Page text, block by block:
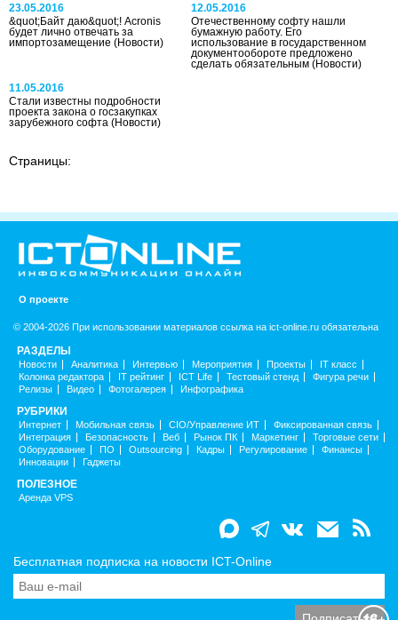
23.05.2016
&quot;Байт даю&quot;! Acronis
будет лично отвечать за
импортозамещение (Новости)
12.05.2016
Отечественному софту нашли
бумажную работу. Его
использование в государственном
документообороте предложено
сделать обязательным(Новости)
11.05.2016
Стали известны подробности
проекта закона о госзакупках
зарубежного софта (Новости)
Страницы:
О проекте
© 2004-2026 При использовании материалов ссылка на ict-online.ru обязательна
РАЗДЕЛЫ
Новости Аналитика Интервью Мероприятия Проекты
IT класс
Колонка редактора
IT рейтинг ICT Life Тестовый стенд
Фигура речи
Релизы
Видео Фотогалерея Инфографика
РУБРИКИ
Интернет Мобильная связь CIO/Управление ИТ
Фиксированная связь
Интеграция
Безопасность Веб Рынок ПК Маркетинг
Торговые сети
Оборудование
ПО Outsourcing Кадры Регулирование
Финансы
Инновации
Гаджеты
ПОЛЕЗНОЕ
Аренда VPS
Бесплатная подписка на новости ICT-Online